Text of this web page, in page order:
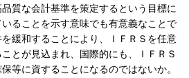
質な会計基準を策定するという目標に
ることを示す意味でも有意義なことで
緩和することにより、ＩＦＲＳを任意
とが見込まれ、国際的にも、ＩＦＲＳ
等に資することになるのではないか。